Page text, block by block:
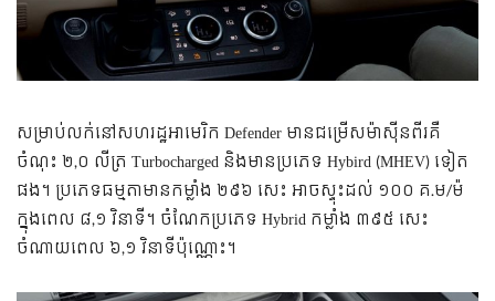
សម្រាប់​លក់​នៅ​សហរដ្ឋអាមេរិក Defender មាន​ជម្រើស​ម៉ាស៊ីន​ពីរ​គឺ​
ចំណុះ ២,០ លីត្រ Turbocharged និងមាន​ប្រភេទ Hybird (MHEV) ទៀត​
ផង។ ប្រភេទ​ធម្មតា​មាន​កម្លាំង ២៩៦ សេះ អាច​ស្ទុះ​ដល់ ១០០ គ.ម/ម៉
ក្នុង​ពេល ៨,១ វិនាទី។ ចំណែក​ប្រភេទ Hybrid កម្លាំង ៣៩៥ សេះ
ចំណាយ​ពេល ៦,១ វិនាទី​ប៉ុណ្ណោះ។